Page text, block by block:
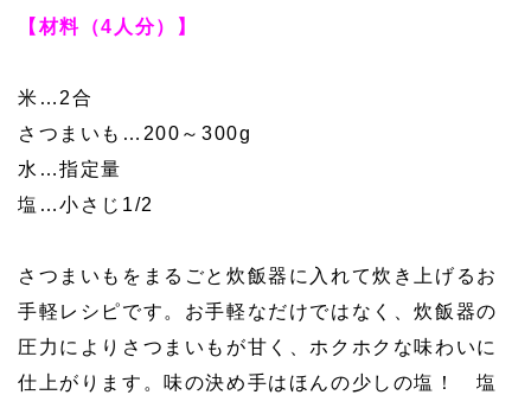
【材料（4人分）】
米…2合
さつまいも…200～300g
水…指定量
塩…小さじ1/2
さつまいもをまるごと炊飯器に入れて炊き上げるお
手軽レシピです。お手軽なだけではなく、炊飯器の
圧力によりさつまいもが甘く、ホクホクな味わいに
仕上がります。味の決め手はほんの少しの塩！ 塩